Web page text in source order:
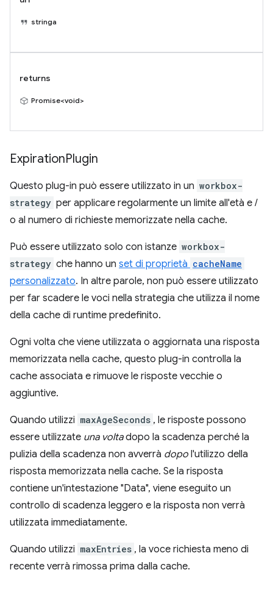
stringa
returns
Promise<void>
ExpirationPlugin
Questo plug-in può essere utilizzato in un workbox-
strategy per applicare regolarmente un limite all'età e /
o al numero di richieste memorizzate nella cache.
Può essere utilizzato solo con istanze workbox-
strategy che hanno un set di proprietà cacheName
personalizzato. In altre parole, non può essere utilizzato
per far scadere le voci nella strategia che utilizza il nome
della cache di runtime predefinito.
Ogni volta che viene utilizzata o aggiornata una risposta
memorizzata nella cache, questo plug-in controlla la
cache associata e rimuove le risposte vecchie o
aggiuntive.
Quando utilizzi maxAgeSeconds , le risposte possono
essere utilizzate una voltadopo la scadenza perché la
pulizia della scadenza non avverrà dopo l'utilizzo della
risposta memorizzata nella cache. Se la risposta
contiene un'intestazione "Data", viene eseguito un
controllo di scadenza leggero e la risposta non verrà
utilizzata immediatamente.
Quando utilizzi maxEntries , la voce richiesta meno di
recente verrà rimossa prima dalla cache.